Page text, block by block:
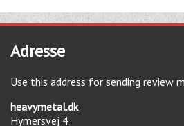
Adresse
Use this address for sending review
heavymetal.dk
Hymersvej 4